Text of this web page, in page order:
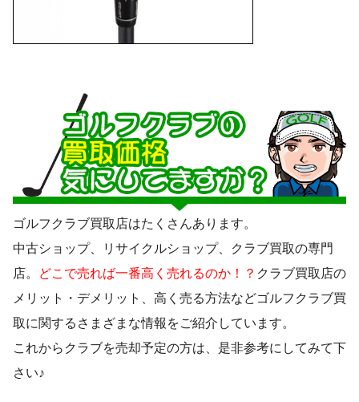
ゴルフクラブ買取店はたくさんあります。
中古ショップ、リサイクルショップ、クラブ買取の専門
店。
どこで売れば一番高く売れるのか！？ クラブ買取店の
メリット・デメリット、高く売る方法などゴルフクラブ買
取に関するさまざまな情報をご紹介しています。
これからクラブを売却予定の方は、是非参考にしてみて下
さい♪